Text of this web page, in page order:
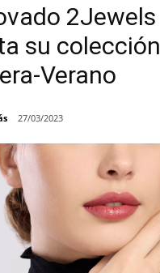
2Jewels
su colección
Verano
27/03/2023